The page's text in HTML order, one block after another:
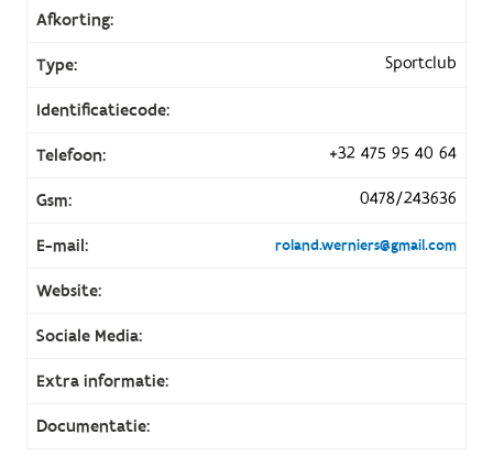
Afkorting:
Type: Sportclub
Identificatiecode:
Telefoon: +32 475 95 40 64
Gsm: 0478/243636
E-mail: roland.werniers@gmail.com
Website:
Sociale Media:
Extra informatie:
Documentatie: